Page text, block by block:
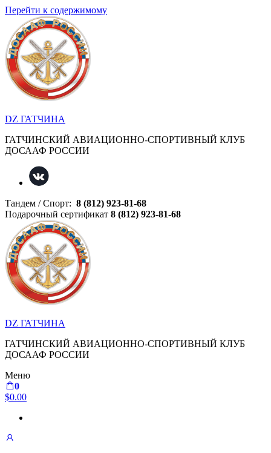
Перейти к содержимому
DZ ГАТЧИНА
ГАТЧИНСКИЙ АВИАЦИОННО-СПОРТИВНЫЙ КЛУБ
ДОСААФ РОССИИ
Тандем / Спорт: 8 (812) 923-81-68
Подарочный сертификат 8 (812) 923-81-68
DZ ГАТЧИНА
ГАТЧИНСКИЙ АВИАЦИОННО-СПОРТИВНЫЙ КЛУБ
ДОСААФ РОССИИ
Меню
0
$0.00